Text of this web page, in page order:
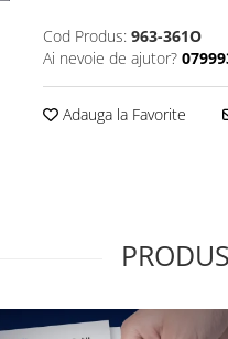
Cod Produs: 963-361O
Ai nevoie de ajutor?
Adauga la Favorite